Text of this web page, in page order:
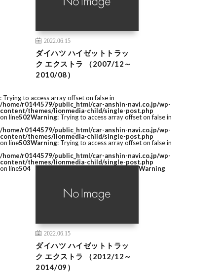
2022.06.15
ダイハツ ハイゼットトラッ
ク エクストラ （2007/12～
2010/08）
: Trying to access array offset on false in
/home/r0144579/public_html/car-anshin-navi.co.jp/wp-
content/themes/lionmedia-child/single-post.php
on line502Warning: Trying to access array offset on false in
/home/r0144579/public_html/car-anshin-navi.co.jp/wp-
content/themes/lionmedia-child/single-post.php
on line503Warning: Trying to access array offset on false in
/home/r0144579/public_html/car-anshin-navi.co.jp/wp-
content/themes/lionmedia-child/single-post.php
on line504
2022.06.15
ダイハツ ハイゼットトラッ
ク エクストラ （2012/12～
2014/09）
Warning